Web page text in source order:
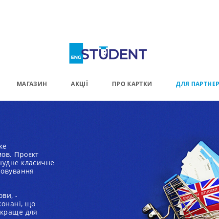
МАГАЗИН АКЦІЇ ПРО КАРТКИ ДЛЯ
Проєкт
класичне
-
що
для